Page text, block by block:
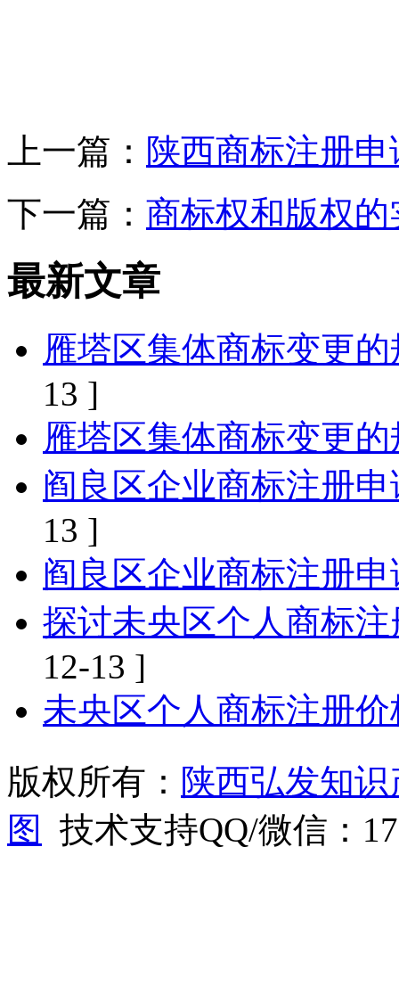
上一篇： 陕西商标注册
下一篇： 商标权和版权
最新文章
雁塔区集体商标变更
13 ]
雁塔区集体商标变更
阎良区企业商标注册
13 ]
阎良区企业商标注册
探讨未央区个人商标
12-13 ]
未央区个人商标注册
版权所有： 陕西弘发知
图
技术支持QQ/微信：